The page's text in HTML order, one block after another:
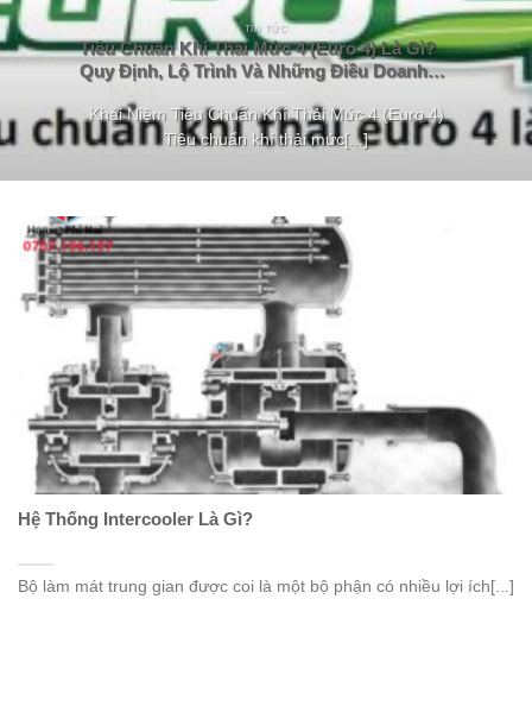
TIN TỨC
Tiêu Chuẩn Khí Thải Mức 4 (Euro 4) Là Gì?
Quy Định, Lộ Trình Và Những Điều Doanh
Khái Niệm Tiêu Chuẩn Khí Thải Mức 4 (Euro 4)
Tiêu chuẩn khí thải mức[...]
Hệ Thống Intercooler Là Gì?
Bộ làm mát trung gian được coi là một bộ phận có nhiều lợi ích[...]